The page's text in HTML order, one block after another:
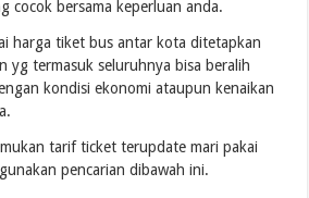
cocok bersama keperluan anda.
harga tiket bus antar kota ditetapkan
yg termasuk seluruhnya bisa beralih
kondisi ekonomi ataupun kenaikan
tarif ticket terupdate mari pakai
pencarian dibawah ini.